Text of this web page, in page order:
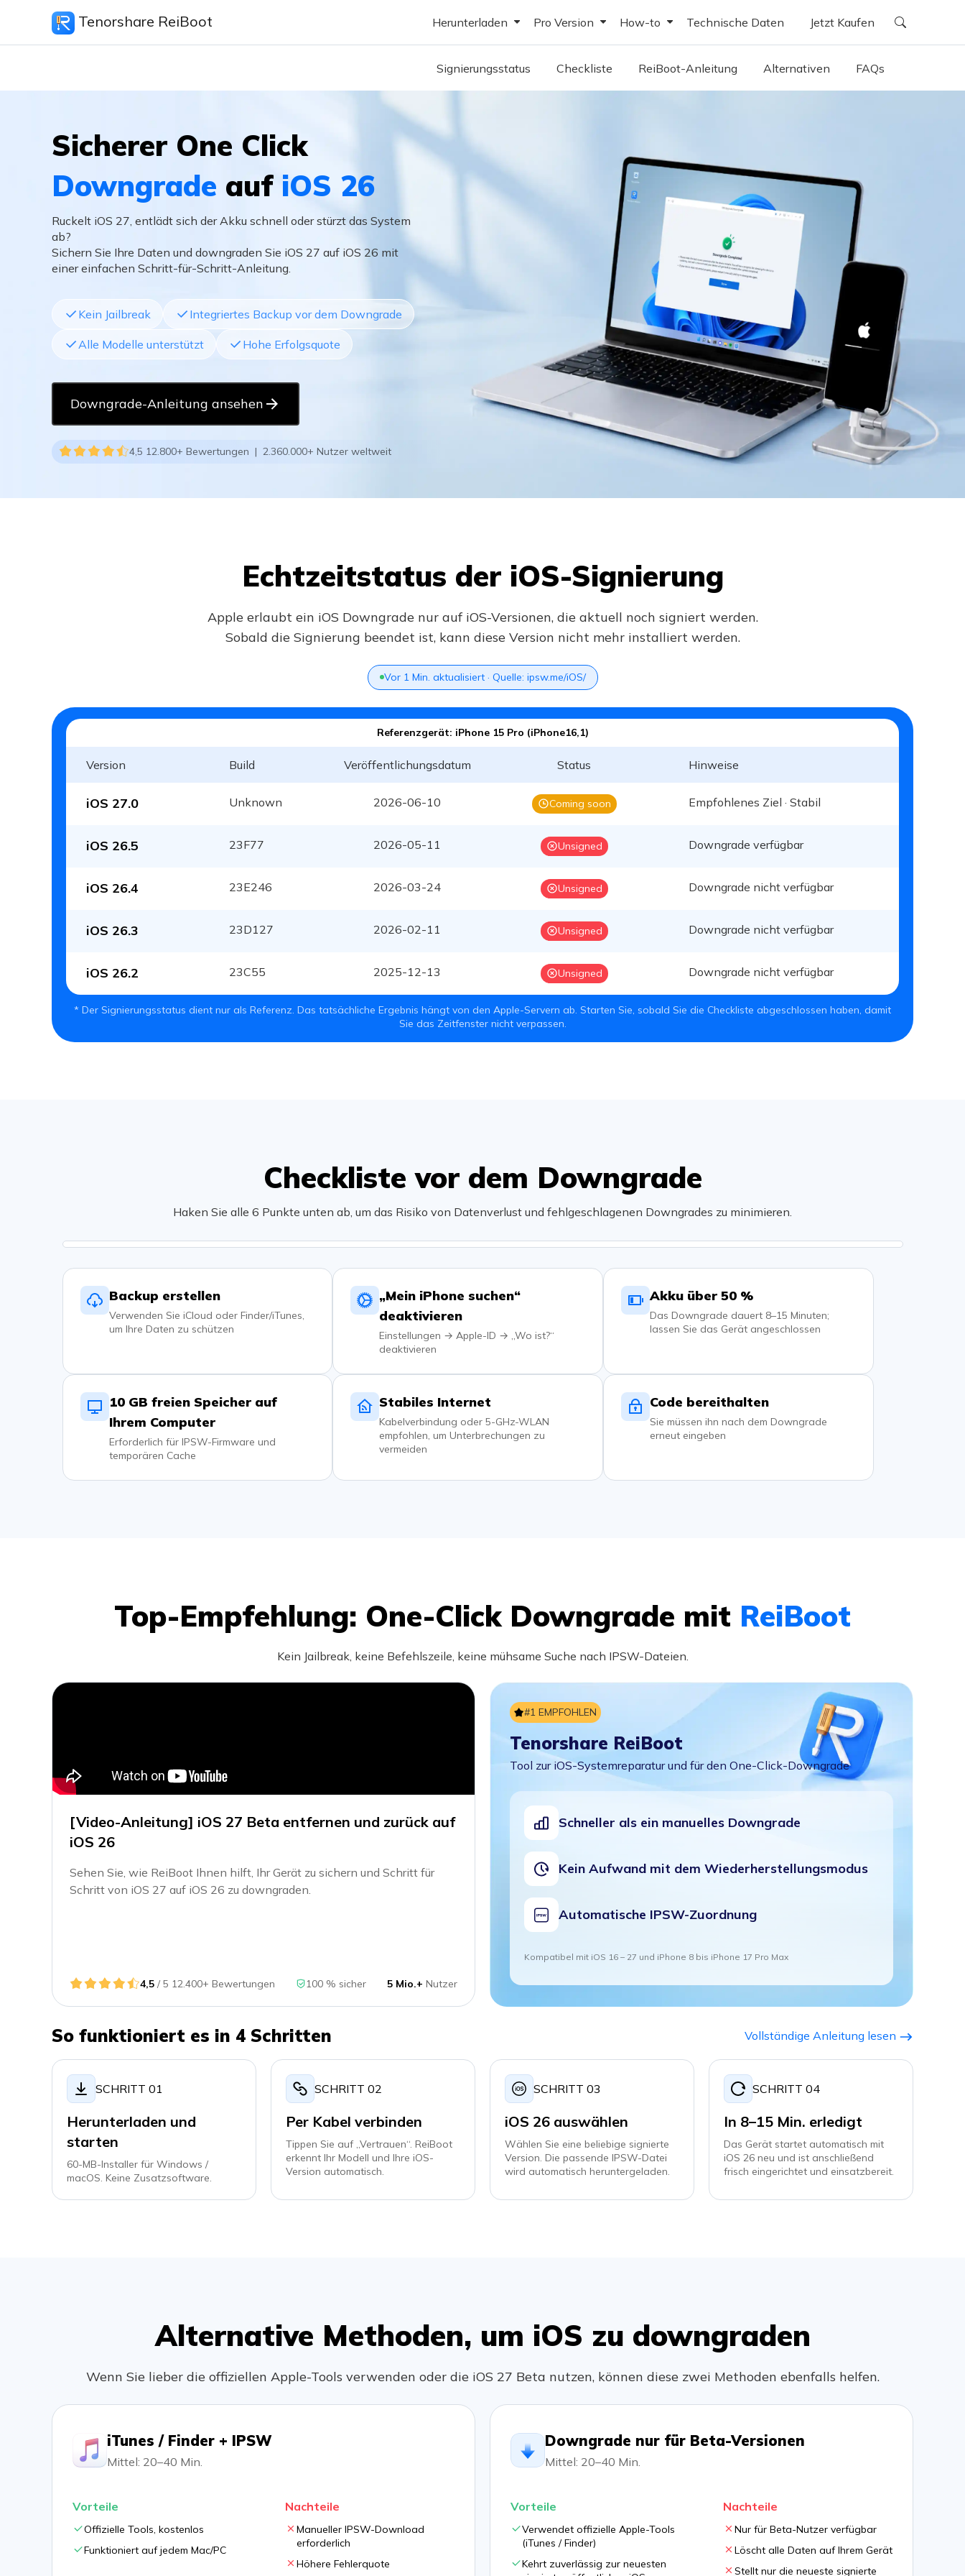
Tenorshare ReiBoot Herunterladen
Reiboot Windows Herunterladen
Reiboot iOS Herunterladen
Reiboot Android Herunterladen
Pro Version
ReiBoot Pro Download Windows
How-to
Ist iOS 27 Beta stabil?
iOS 27 Beta Fehler und Probleme
iOS 27 Beta Laggy
iOS 27 Beta Bluetooth Probleme
iOS 27 Beta Batterie schnell leer
Das Update kann nicht installiert werden
Technische Daten Jetzt Kaufen
Signierungsstatus Checkliste ReiBoot-Anleitung Alternativen FAQs
Sicherer One Click
Downgrade auf iOS 26
Ruckelt iOS 27, entlädt sich der Akku schnell oder stürzt das System
ab?
Sichern Sie Ihre Daten und downgraden Sie iOS 27 auf iOS 26 mit
einer einfachen Schritt-für-Schritt-Anleitung.
Kein Jailbreak Integriertes Backup vor dem Downgrade
Alle Modelle unterstützt Hohe Erfolgsquote
Downgrade-Anleitung ansehen
4,5 12.800+ Bewertungen | 2.360.000+ Nutzer weltweit
Echtzeitstatus der iOS-Signierung
Apple erlaubt ein iOS Downgrade nur auf iOS-Versionen, die aktuell noch signiert werden.
Sobald die Signierung beendet ist, kann diese Version nicht mehr installiert werden.
Vor 1 Min. aktualisiert · Quelle: ipsw.me/iOS/
Referenzgerät: iPhone 15 Pro (iPhone16,1)
Version Build Veröffentlichungsdatum Status Hinweise
iOS 27.0 Unknown 2026-06-10 Coming soon Empfohlenes Ziel · Stabil
iOS 26.5 23F77 2026-05-11 Unsigned Downgrade verfügbar
iOS 26.4 23E246 2026-03-24 Unsigned Downgrade nicht verfügbar
iOS 26.3 23D127 2026-02-11 Unsigned Downgrade nicht verfügbar
iOS 26.2 23C55 2025-12-13 Unsigned Downgrade nicht verfügbar
* Der Signierungsstatus dient nur als Referenz. Das tatsächliche Ergebnis hängt von den Apple-Servern ab. Starten Sie, sobald Sie die Checkliste abgeschlossen haben, damit
Sie das Zeitfenster nicht verpassen.
Checkliste vor dem Downgrade
Haken Sie alle 6 Punkte unten ab, um das Risiko von Datenverlust und fehlgeschlagenen Downgrades zu minimieren.
Backup erstellen
Verwenden Sie iCloud oder Finder/iTunes,
um Ihre Daten zu schützen
„Mein iPhone suchen“
deaktivieren
Einstellungen → Apple-ID → „Wo ist?“
deaktivieren
Akku über 50 %
Das Downgrade dauert 8–15 Minuten;
lassen Sie das Gerät angeschlossen
10 GB freien Speicher auf
Ihrem Computer
Erforderlich für IPSW-Firmware und
temporären Cache
Stabiles Internet
Kabelverbindung oder 5-GHz-WLAN
empfohlen, um Unterbrechungen zu
vermeiden
Code bereithalten
Sie müssen ihn nach dem Downgrade
erneut eingeben
Top-Empfehlung: One-Click Downgrade mit ReiBoot
Kein Jailbreak, keine Befehlszeile, keine mühsame Suche nach IPSW-Dateien.
[Video-Anleitung] iOS 27 Beta entfernen und zurück auf
iOS 26
Sehen Sie, wie ReiBoot Ihnen hilft, Ihr Gerät zu sichern und Schritt für
Schritt von iOS 27 auf iOS 26 zu downgraden.
4,5 / 5 12.400+ Bewertungen 100 % sicher 5 Mio.+ Nutzer
#1 EMPFOHLEN
Tenorshare ReiBoot
Tool zur iOS-Systemreparatur und für den One-Click-Downgrade
Schneller als ein manuelles Downgrade
Kein Aufwand mit dem Wiederherstellungsmodus
Automatische IPSW-Zuordnung
Kompatibel mit iOS 16 – 27 und iPhone 8 bis iPhone 17 Pro Max
So funktioniert es in 4 Schritten Vollständige Anleitung lesen
SCHRITT 01
Herunterladen und
starten
60-MB-Installer für Windows /
macOS. Keine Zusatzsoftware.
SCHRITT 02
Per Kabel verbinden
Tippen Sie auf „Vertrauen“. ReiBoot
erkennt Ihr Modell und Ihre iOS-
Version automatisch.
SCHRITT 03
iOS 26 auswählen
Wählen Sie eine beliebige signierte
Version. Die passende IPSW-Datei
wird automatisch heruntergeladen.
SCHRITT 04
In 8–15 Min. erledigt
Das Gerät startet automatisch mit
iOS 26 neu und ist anschließend
frisch eingerichtet und einsatzbereit.
Alternative Methoden, um iOS zu downgraden
Wenn Sie lieber die offiziellen Apple-Tools verwenden oder die iOS 27 Beta nutzen, können diese zwei Methoden ebenfalls helfen.
iTunes / Finder + IPSW
Mittel: 20–40 Min.
Vorteile
Offizielle Tools, kostenlos
Funktioniert auf jedem Mac/PC
Nachteile
Manueller IPSW-Download
erforderlich
Höhere Fehlerquote
Downgrade nur für Beta-Versionen
Mittel: 20–40 Min.
Vorteile
Verwendet offizielle Apple-Tools
(iTunes / Finder)
Kehrt zuverlässig zur neuesten
Nachteile
Nur für Beta-Nutzer verfügbar
Löscht alle Daten auf Ihrem Gerät
Stellt nur die neueste signierte